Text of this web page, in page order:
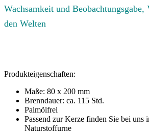
Wachsamkeit und
den Welten
Produkteigenschaften:
Maße: 80 x 200 mm
Brenndauer: ca. 115 Std.
Palmölfrei
Passend zur Kerze finden Sie bei uns
Naturstoffurne